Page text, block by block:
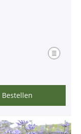
Bestellen